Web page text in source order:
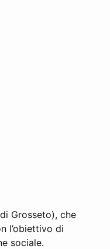
Grosseto), che
l’obiettivo di
sociale.